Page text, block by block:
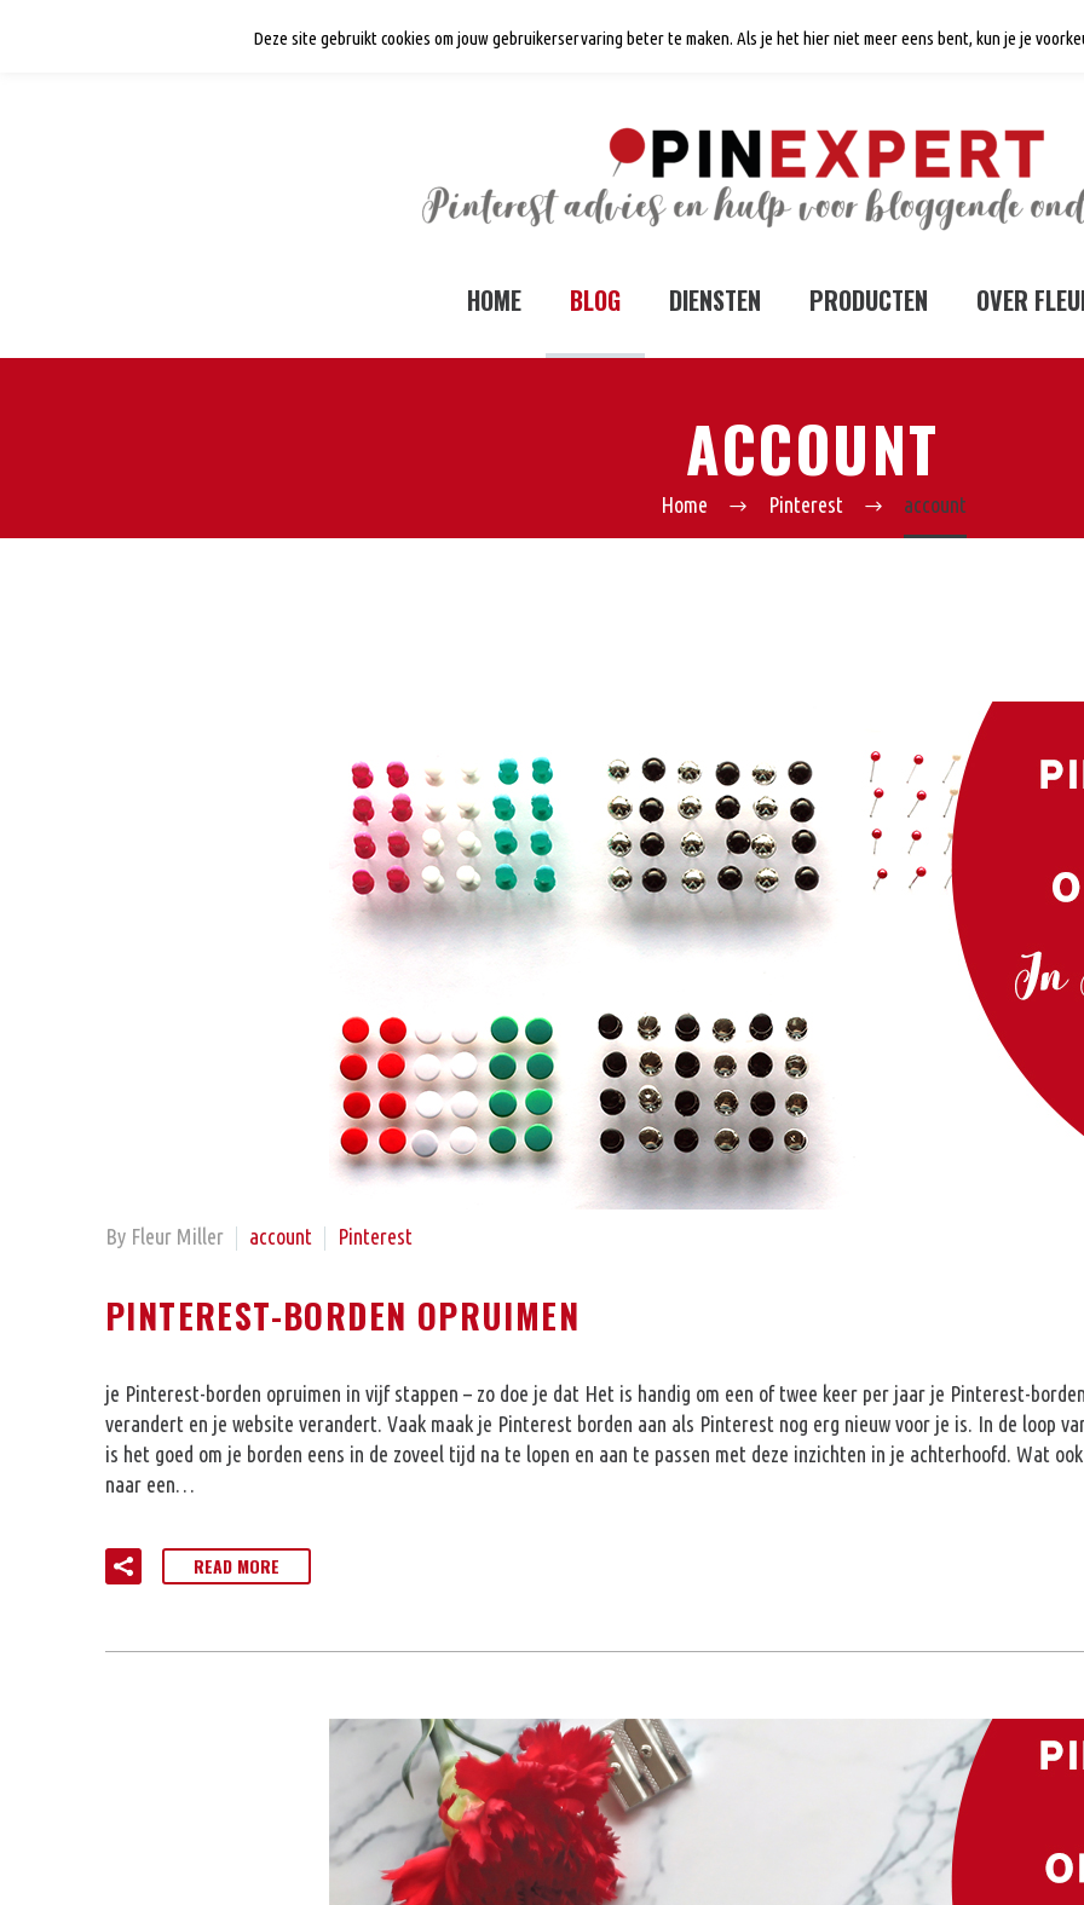
HOME BLOG DIENSTEN PRODUCTEN OVER
ACCOUNT
Home Pinterest account
By Fleur Miller account Pinterest
PINTEREST-BORDEN OPRUIMEN
je Pinterest-borden opruimen in vijf stappen – zo doe je dat Het is handig om een of twee keer per jaar je Pinterest-
verandert en je website verandert. Vaak maak je Pinterest borden aan als Pinterest nog erg nieuw voor je is. In de loop
is het goed om je borden eens in de zoveel tijd na te lopen en aan te passen met deze inzichten in je achterhoofd. Wat
naar een…
READ MORE
Deze site gebruikt cookies om jouw gebruikerservaring beter te maken. Als je het hier niet meer eens bent, kun je je